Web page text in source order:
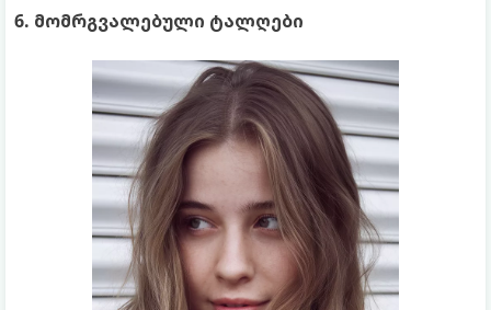
6. მომრგვალებული ტალღები